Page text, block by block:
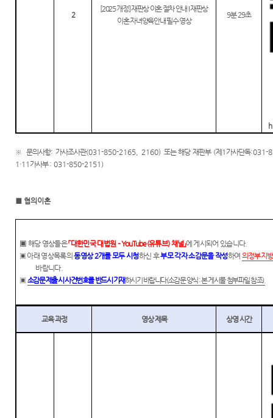
2
[2025개정]재판상 이혼 절차 안내 I재판상
이혼 자녀양육안내 필수 영상
9분29초
※ 문의사항:가사조사관(031-850-2165, 2160) 또는해당 재판부 (제 1가사단독:031-
1·11가사부: 031-850-2151)
■ 협의이혼
▣ 해당 영상들은「대한민국 대법원 –YouTube(유튜브)채널」에 게시되어 있습니다.
▣ 아래 영상목록의동영상2개를 모두 시청하신 후부모 각자 소감문을 작성하여 의정부지
바랍니다.
▣ 소감문 제출 시 사건번호를 반드시 기재하시기 바랍니다(소감문 양식:본 게시물 첨부파일 참조).
교육 과정 영상 제목 상영 시간